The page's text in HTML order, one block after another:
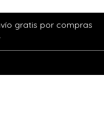
gratis por compras